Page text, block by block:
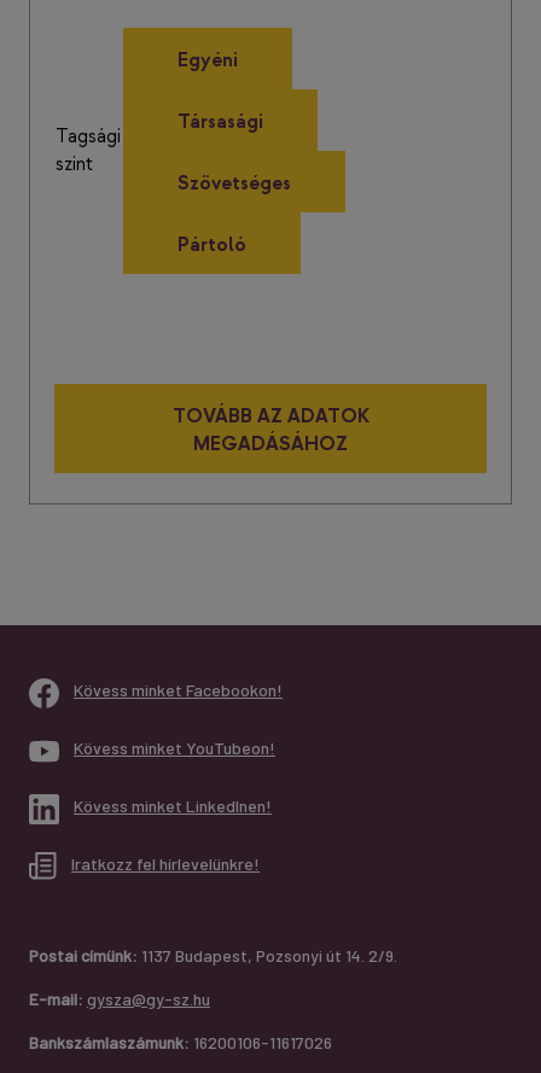
Tagsági
szint
Egyéni
Társasági
Szövetséges
Pártoló
TOVÁBB AZ ADATOK
MEGADÁSÁHOZ
Kövess minket Facebookon!
Kövess minket YouTubeon!
Kövess minket LinkedInen!
Iratkozz fel hírlevelünkre!
Postai címünk: 1137 Budapest, Pozsonyi út 14. 2/9.
E-mail: gysza@gy-sz.hu
Bankszámlaszámunk: 16200106-11617026